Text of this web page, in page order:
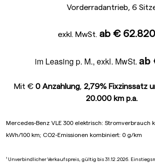
Vorderradantrieb, 6
exkl. MwSt. ab €
im Leasing p. M., exkl. MwSt. ab
Mit € 0 Anzahlung, 2,79% Fixzinssatz
20.000 km p.a.
Mercedes-Benz VLE 300 elektrisch: Stromverbrauch
kWh/100 km; CO2-Emissionen kombiniert: 0 g/km
¹ Unverbindlicher Verkaufspreis, gültig bis 31.12.2026.